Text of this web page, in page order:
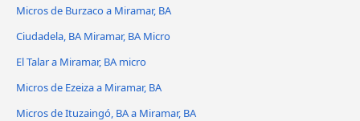
Micros de Burzaco a Miramar, BA
Ciudadela, BA Miramar, BA Micro
El Talar a Miramar, BA micro
Micros de Ezeiza a Miramar, BA
Micros de Ituzaingó, BA a Miramar, BA